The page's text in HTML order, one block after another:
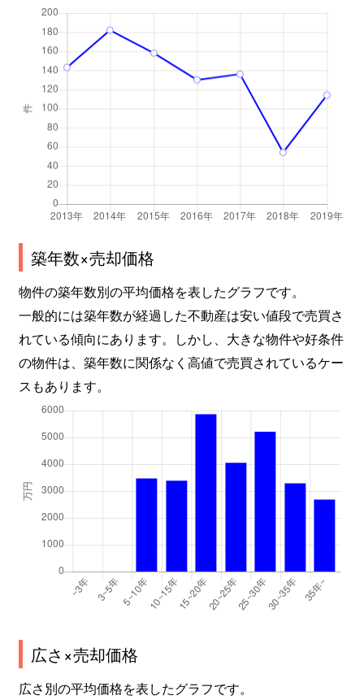
藤田 700万円 備前西市
徒歩45分
藤田
1,500万円
芳泉
備前西市
徒歩45分
芳泉
備前西市
徒歩29分
三浜町
若葉町
2,300万円 岡山 徒歩1時間
築年数×売却価格
物件の築年数別の平均価格を表したグラフです。
一般的には築年数が経過した不動産は安い値段で売買さ
れている傾向にあります。しかし、大きな物件や好条件
の物件は、築年数に関係なく高値で売買されているケー
スもあります。
広さ×売却価格
広さ別の平均価格を表したグラフです。